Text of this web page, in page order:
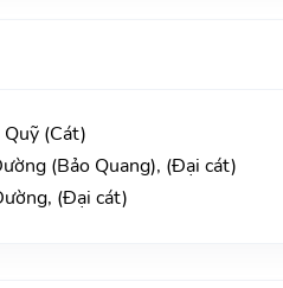
(Cát)
(Bảo Quang), (Đại cát)
(Đại cát)